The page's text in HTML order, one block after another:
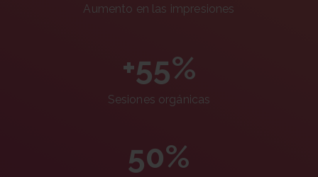
Aumento en las impresiones
+55%
Sesiones orgánicas
50%